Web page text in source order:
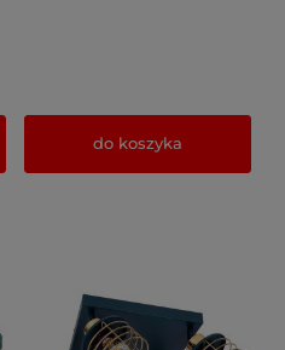
do koszyka